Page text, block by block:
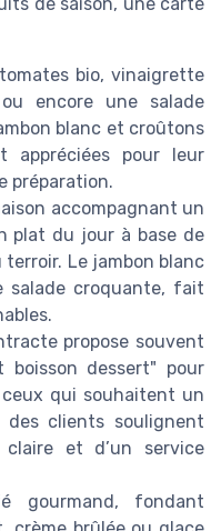
bio, vinaigrette
encore une salade
blanc et croûtons
appréciées pour leur
préparation.
accompagnant un
plat du jour à base de
Le jambon blanc
salade croquante, fait
propose souvent
dessert" pour
qui souhaitent un
des clients soulignent
claire et d’un service
gourmand, fondant